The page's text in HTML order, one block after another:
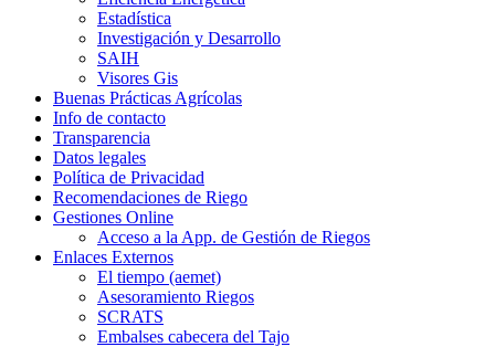
Estadística
Investigación y Desarrollo
SAIH
Visores Gis
Buenas Prácticas Agrícolas
Info de contacto
Transparencia
Datos legales
Política de Privacidad
Recomendaciones de Riego
Gestiones Online
Acceso a la App. de Gestión de Riegos
Enlaces Externos
El tiempo (aemet)
Asesoramiento Riegos
SCRATS
Embalses cabecera del Tajo